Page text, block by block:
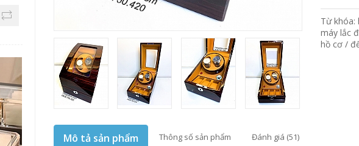
Từ khóa:
máy lắc
hồ cơ /
Mô tả sản phẩm Thông số sản phẩm Đánh giá (51)